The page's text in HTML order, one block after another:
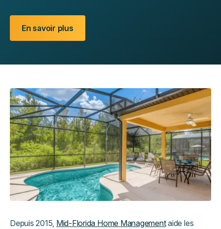
En savoir plus
Depuis 2015, Mid-Florida Home Managementaide les